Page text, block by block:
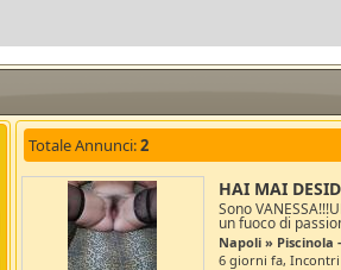
Totale Annunci:2
HAI MAI
Sono
un fuoco di
Napoli » Piscinola
6 giorni fa, Incontri